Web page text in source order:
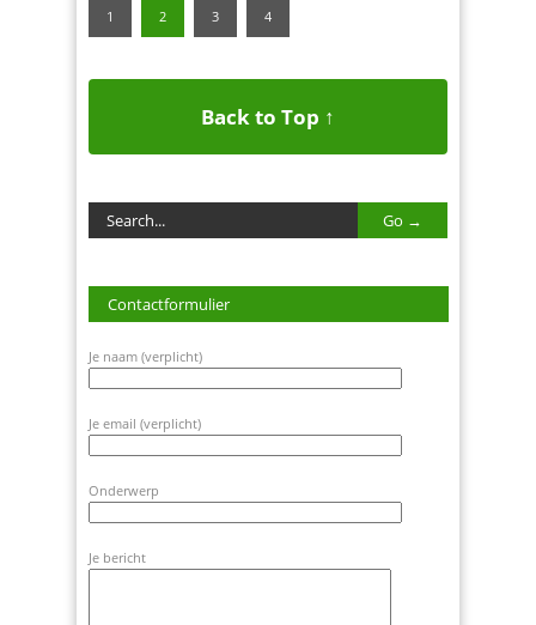
1 2 3 4
Back to Top ↑
Contactformulier
Je naam (verplicht)
Je email (verplicht)
Onderwerp
Je bericht